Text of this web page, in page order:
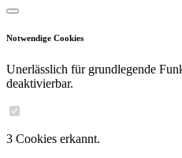
Notwendige Cookies
Unerlässlich für grundlegende
deaktivierbar.
3 Cookies erkannt.